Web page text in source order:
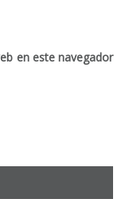
en este navegador